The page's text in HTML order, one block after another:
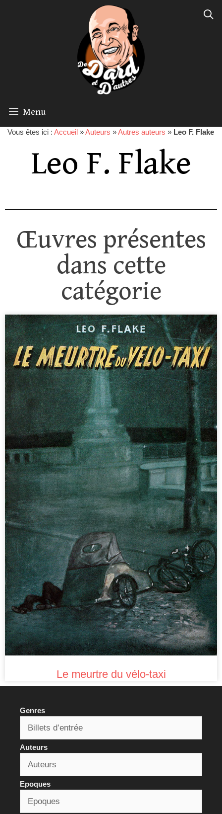
Menu
Vous êtes ici : Accueil »Auteurs »Autres auteurs » Leo F. Flake
Leo F. Flake
Œuvres présentes
dans cette
catégorie
Le meurtre du vélo-taxi
Genres
Auteurs
Epoques